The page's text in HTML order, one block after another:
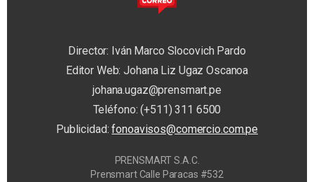
Director: Iván Marco Slocovich Pardo
Editor Web: Johana Liz Ugaz Oscanoa
johana.ugaz@prensmart.pe
Teléfono: (+511) 311 6500
Publicidad:fonoavisos@comercio.com.pe
PRENSMART S.A.C.
Prensmart Calle Paracas #532